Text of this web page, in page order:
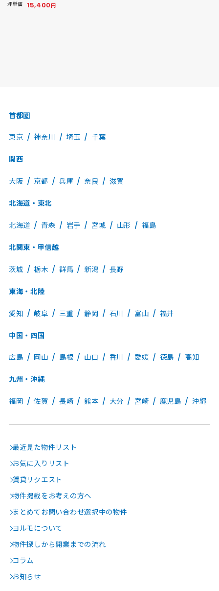
坪単価 15,400円
首都圏
東京 神奈川 埼玉 千葉
関西
大阪 京都 兵庫 奈良 滋賀
北海道・東北
北海道 青森 岩手 宮城 山形 福島
北関東・甲信越
茨城 栃木 群馬 新潟 長野
東海・北陸
愛知 岐阜 三重 静岡 石川 富山 福井
中国・四国
広島 岡山 島根 山口 香川 愛媛 徳島 高知
九州・沖縄
福岡 佐賀 長崎 熊本 大分 宮崎 鹿児島 沖縄
最近見た物件リスト
お気に入りリスト
賃貸リクエスト
物件掲載をお考えの方へ
まとめてお問い合わせ選択中の物件
ヨルモについて
物件探しから開業までの流れ
コラム
お知らせ